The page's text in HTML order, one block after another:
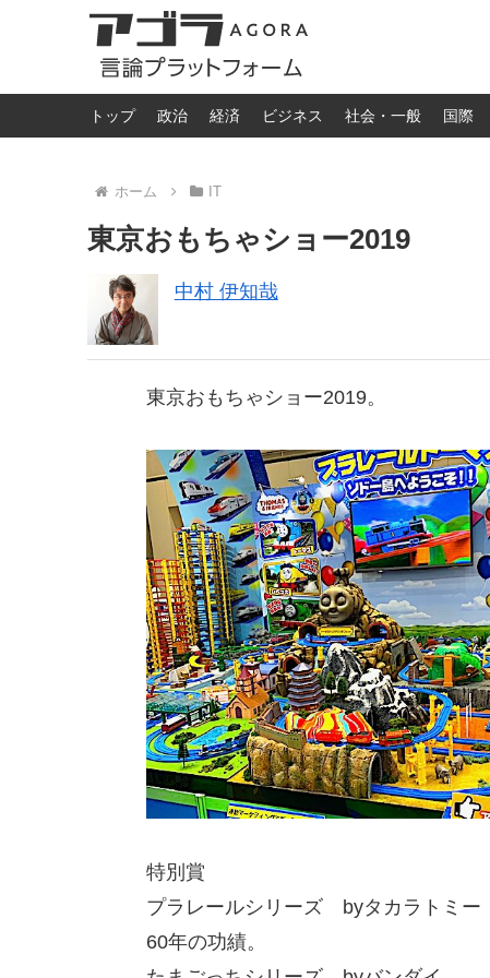
トップ 政治 経済 ビジネス 社会・一般 国際
ホーム IT
東京おもちゃショー2019
中村 伊知哉
東京おもちゃショー2019。
特別賞
プラレールシリーズ byタカラトミー
60年の功績。